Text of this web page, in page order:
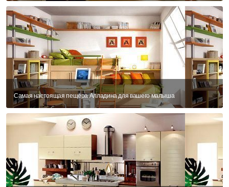
Самая настоящая пещера Алладина для вашего малыша